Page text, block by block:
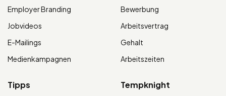
Employer Branding
Jobvideos
E-Mailings
Medienkampagnen
Bewerbung
Arbeitsvertrag
Gehalt
Arbeitszeiten
Tipps Tempknight